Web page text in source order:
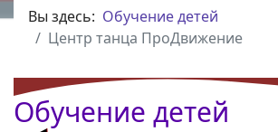
Вы здесь: Обучение детей
Центр танца ПроДвижение
Обучение детей